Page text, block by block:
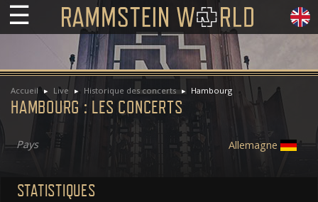
☰
Accueil Live Historique des concerts Hambourg
HAMBOURG : LES CONCERTS
Pays Allemagne
STATISTIQUES